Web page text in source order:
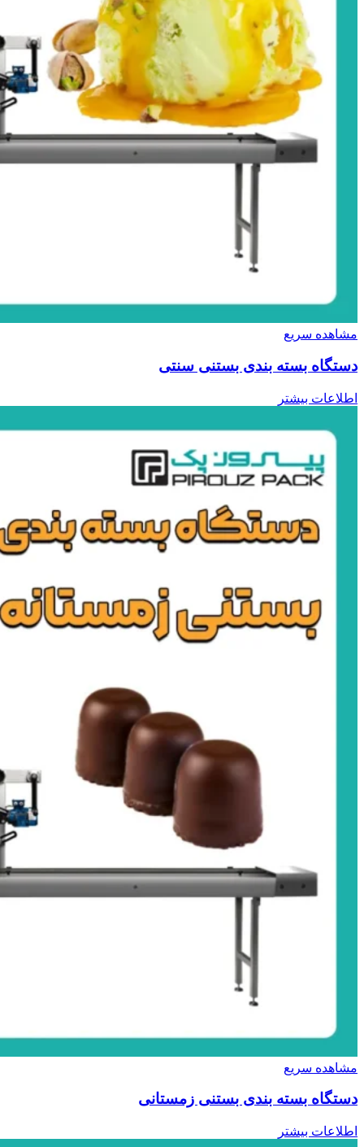
مشاهده سریع
دستگاه بسته بندی بستنی سنتی
اطلاعات بیشتر
مشاهده سریع
دستگاه بسته بندی بستنی زمستانی
اطلاعات بیشتر